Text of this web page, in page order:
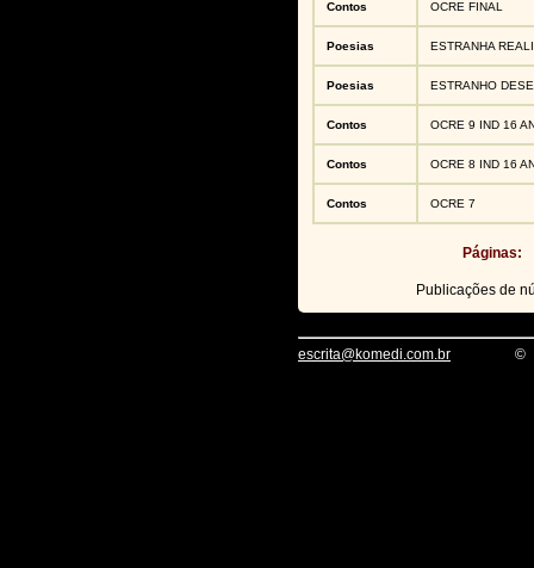
Contos OCRE FINAL
Poesias ESTRANHA
Poesias ESTRANHO
Contos OCRE 9 IND 16
Contos OCRE 8 IND 16
Contos OCRE 7
Páginas:
Publicações de
escrita@komedi.com.br ©